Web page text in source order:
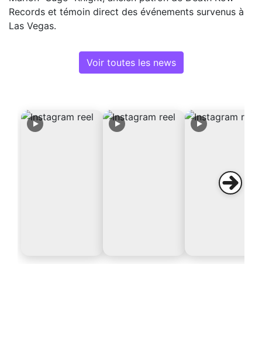
Records et témoin direct des événements survenus à
Las Vegas.
Voir toutes les news